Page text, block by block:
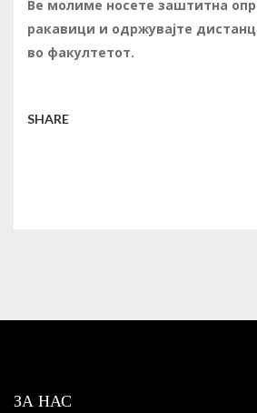
Ве молиме носете заштитна
ракавици и одржувајте
во факултетот.
SHARE
ЗА НАС